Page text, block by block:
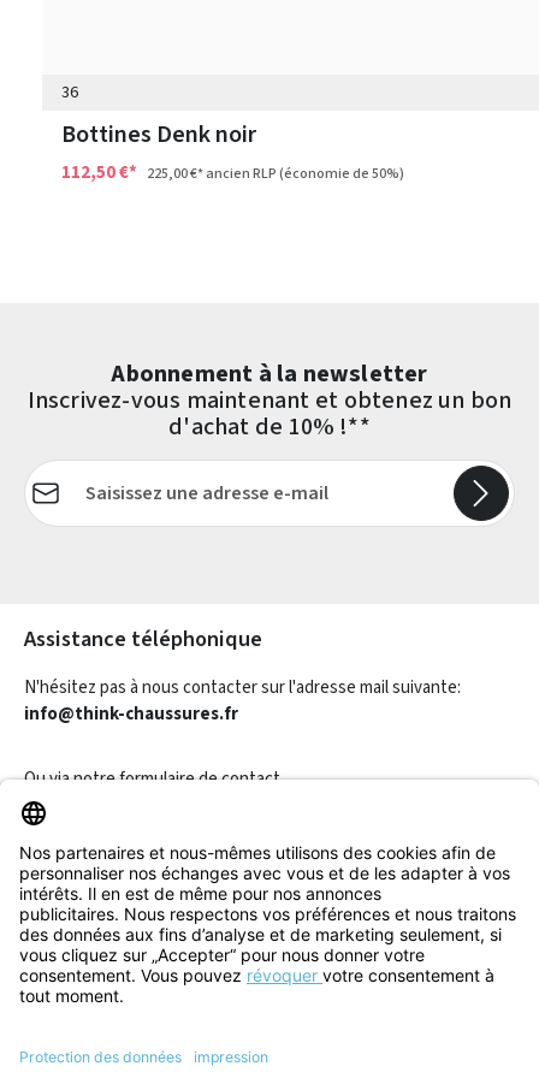
36
Bottines Denk noir
112,50 €* 225,00 €*ancien RLP(économie de 50%)
Abonnement à la newsletter
Inscrivez-vous maintenant et obtenez un bon
d'achat de 10% !**
Adresse e-mail*
Assistance téléphonique
N'hésitez pas à nous contacter sur l'adresse mail suivante:
info@think-chaussures.fr
Ou via notreformulaire de contact.
Révoquer un contrat
Informations
Aide & Contact